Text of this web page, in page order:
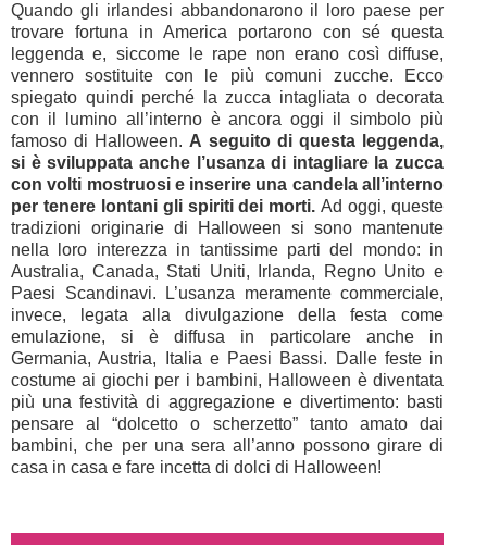
Quando gli irlandesi abbandonarono il loro paese per
trovare fortuna in America portarono con sé questa
leggenda e, siccome le rape non erano così diffuse,
vennero sostituite con le più comuni zucche. Ecco
spiegato quindi perché la zucca intagliata o decorata
con il lumino all’interno è ancora oggi il simbolo più
famoso di Halloween. A seguito di questa leggenda,
si è sviluppata anche l’usanza di intagliare la zucca
con volti mostruosi e inserire una candela all’interno
per tenere lontani gli spiriti dei morti.Ad oggi, queste
tradizioni originarie di Halloween si sono mantenute
nella loro interezza in tantissime parti del mondo: in
Australia, Canada, Stati Uniti, Irlanda, Regno Unito e
Paesi Scandinavi. L’usanza meramente commerciale,
invece, legata alla divulgazione della festa come
emulazione, si è diffusa in particolare anche in
Germania, Austria, Italia e Paesi Bassi. Dalle feste in
costume ai giochi per i bambini, Halloween è diventata
più una festività di aggregazione e divertimento: basti
pensare al “dolcetto o scherzetto” tanto amato dai
bambini, che per una sera all’anno possono girare di
casa in casa e fare incetta di dolci di Halloween!